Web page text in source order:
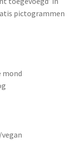
pictogrammen
mond